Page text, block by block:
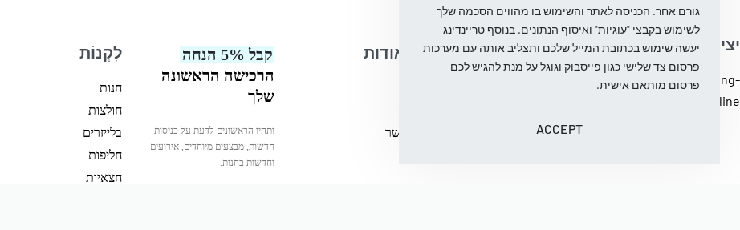
יצירת קשר
info@trending-
fashion.online
עֶזרָה
מדיניות פרטיות
על אודות
צור קשר
קבל 5% הנחה
הרכישה הראשונה
שלך
ותהיו הראשונים לדעת על כניסות
חדשות, מבצעים מיוחדים, אירועים
וחדשות בחנות.
לִקְנוֹת
חנות
חולצות
בלייזרים
חליפות
חצאיות
גורם אחר. הכניסה לאתר והשימוש בו מהווים הסכמה שלך
לשימוש בקבצי "עוגיות" ואיסוף הנתונים. בנוסף טריינדינג
יעשה שימוש בכתובת המייל שלכם ותצליב אותה עם מערכות
פרסום צד שלישי כגון פייסבוק וגוגל על מנת להגיש לכם
פרסום מותאם אישית.
ACCEPT